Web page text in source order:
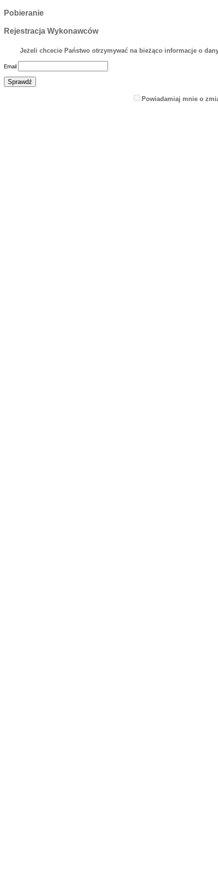
Pobieranie
Rejestracja Wykonawców
Jeżeli chcecie Państwo otrzymywać na bieżąco informacje o
Email
Powiadamiaj mnie o